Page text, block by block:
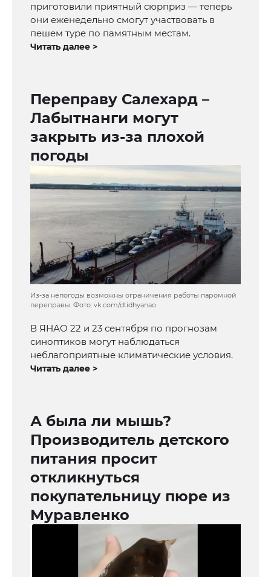
приготовили приятный сюрприз — теперь
они еженедельно смогут участвовать в
пешем туре по памятным местам.
Читать далее >
Переправу Салехард –
Лабытнанги могут
закрыть из-за плохой
погоды
Из-за непогоды возможны ограничения работы паромной
переправы. Фото: vk.com/dtidhyanao
В ЯНАО 22 и 23 сентября по прогнозам
синоптиков могут наблюдаться
неблагоприятные климатические условия.
Читать далее >
А была ли мышь?
Производитель детского
питания просит
откликнуться
покупательницу пюре из
Муравленко